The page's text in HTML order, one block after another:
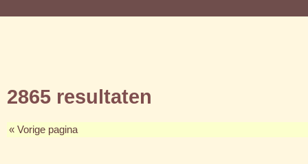
2865 resultaten
« Vorige pagina